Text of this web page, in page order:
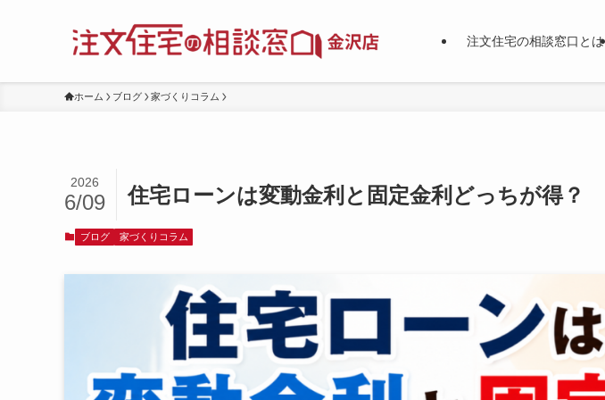
注文住宅の相談窓口とは
ホーム ブログ 家づくりコラム
住宅ローンは変動金利と固定金利どっちが得？
2026
6/09
ブログ 家づくりコラム